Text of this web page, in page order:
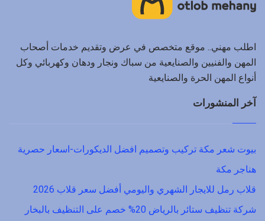
اطلب مهني.. موقع متخصص في عرض وتقديم خدمات أصحاب
المهن والفنيين والصنايعية من سباك ونجار ودهان وكهربائي وكل
أنواع المهن الحرة والصنايعية
آخر المنشورات
بيوت شعر مكة تركيب وتصميم افضل الديكورات-اسعار حصرية
هناجر مكة
قلاب رمل للايجار الشهري واليومي أفضل سعر قلاب 2026
شركة تنظيف ستائر بالرياض 20% خصم على التنظيف بالبخار